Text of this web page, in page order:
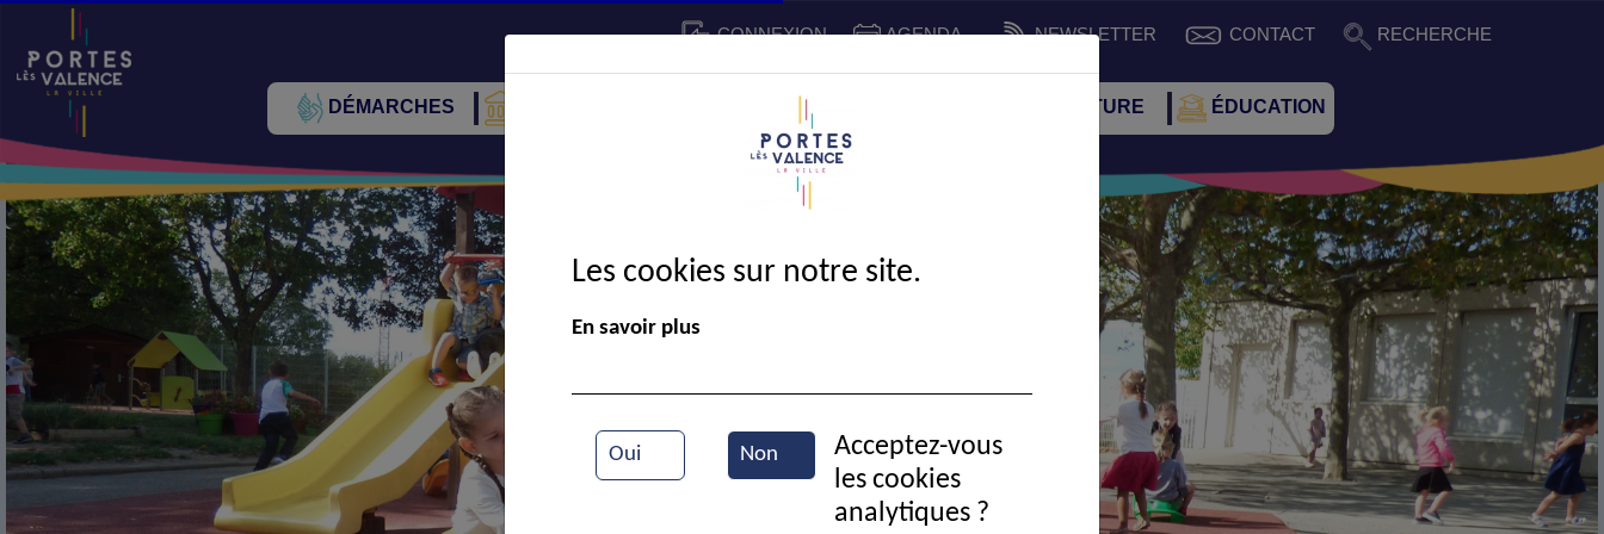
CONNEXION AGENDA NEWSLETTER CONTACT RECHERCHE
DÉMARCHES CADRE DE VIE SPORT ET CULTURE ÉDUCATION
Dans la cour de l'école maternelle Voltaire
Les cookies sur notre site.
En savoir plus
Oui Non
Acceptez-vous
les cookies
analytiques ?